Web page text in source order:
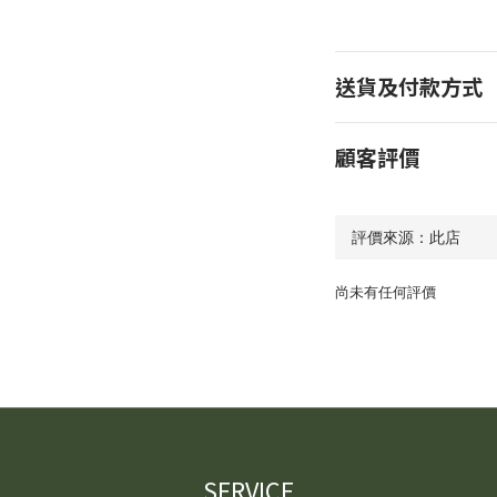
送貨及付款方式
顧客評價
尚未有任何評價
SERVICE